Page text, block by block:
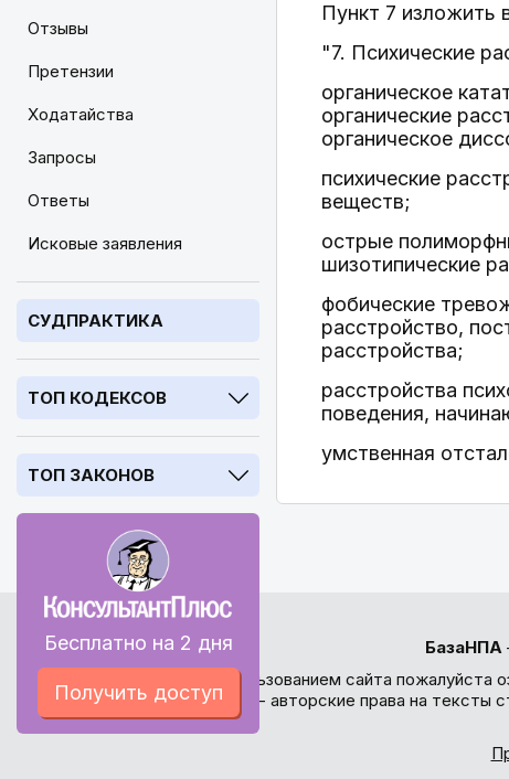
Отзывы
Претензии
Ходатайства
Запросы
Ответы
Исковые заявления
СУДПРАКТИКА
ТОП КОДЕКСОВ
ТОП ЗАКОНОВ
Бесплатно на 2 дня
Получить доступ
Пункт 7 изложить
"7. Психические
органическое
органические
органическое
психические
веществ;
острые
шизотипические
фобические
расстройство,
расстройства;
расстройства
поведения,
умственная
БазаНПА
Перед использованием сайта пожалуйста
внимание - авторские права на тексты